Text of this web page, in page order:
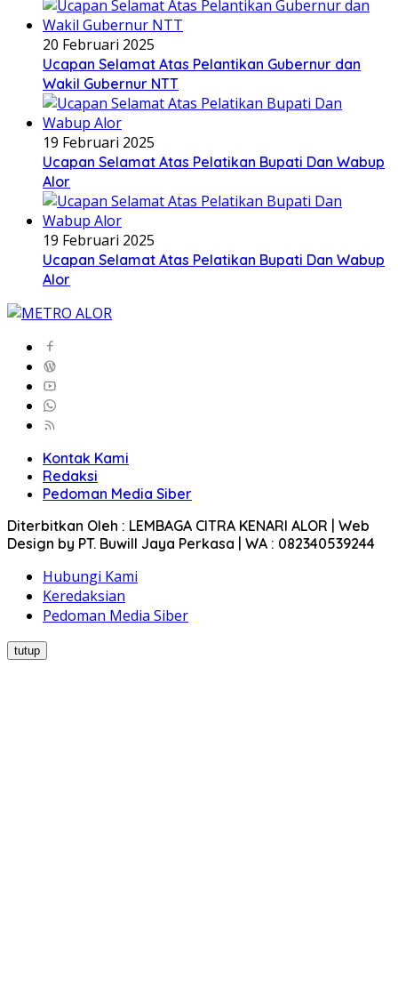
20 Februari 2025
Ucapan Selamat Atas Pelantikan Gubernur dan
Wakil Gubernur NTT
19 Februari 2025
Ucapan Selamat Atas Pelatikan Bupati Dan Wabup
Alor
19 Februari 2025
Ucapan Selamat Atas Pelatikan Bupati Dan Wabup
Alor
Kontak Kami
Redaksi
Pedoman Media Siber
Diterbitkan Oleh : LEMBAGA CITRA KENARI ALOR | Web
Design by PT. Buwill Jaya Perkasa | WA : 082340539244
Hubungi Kami
Keredaksian
Pedoman Media Siber
tutup